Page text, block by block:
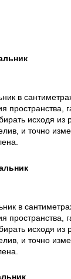
в
пространства,
исходя из
и точно
в
пространства,
исходя из
и точно